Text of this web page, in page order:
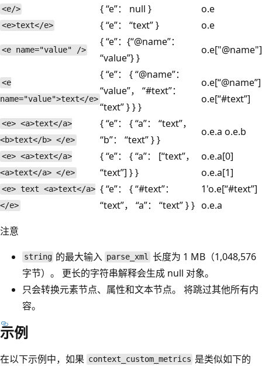
<e/> { “e”： null } o.e
<e>text</e> { “e”： “text” } o.e
<e name="value" />
{ “e”：{“@name”：
“value”} }
o.e["@name"]
<e
name="value">text</e>
{ “e”： { “@name”：
“value”， “#text”：
“text” } } }
o.e[“@name”]
o.e[“#text”]
<e> <a>text</a>
<b>text</b> </e>
{ “e”： { “a”： “text”，
“b”： “text” } }
o.e.a o.e.b
<e> <a>text</a>
<a>text</a> </e>
{ “e”： { “a”： [“text”，
“text”] } }
o.e.a[0]
o.e.a[1]
<e> text <a>text</a>
</e>
{ “e”： { “#text”：
“text”， “a”： “text” } }
1'o.e[“#text”]
o.e.a
注意
string 的最大输入 parse_xml 长度为 1 MB（1,048,576
字节）。 更长的字符串解释会生成 null 对象。
只会转换元素节点、属性和文本节点。 将跳过其他所有内
容。
示例
在以下示例中，如果 context_custom_metrics 是类似如下的